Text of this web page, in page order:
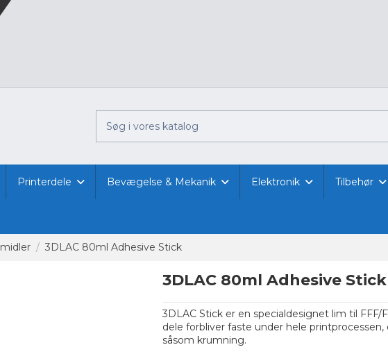
Printerdele Bevægelse & Mekanik Elektronik Tilbehør
3DLAC 80ml Adhesive Stick
3DLAC 80ml Adhesive Stick
3DLAC Stick er en specialdesignet lim til
dele forbliver faste under hele
såsom krumning.